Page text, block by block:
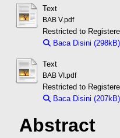
Text
BAB V.pdf
Restricted to
Baca Disini (298kB)
Text
BAB VI.pdf
Restricted to
Baca Disini (207kB)
Abstract